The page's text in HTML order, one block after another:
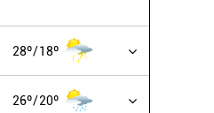
28º 18º
26º 20º